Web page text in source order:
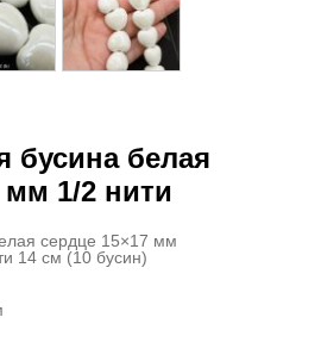
бусина белая
мм 1/2 нити
сердце 15×17 мм
14 см (10 бусин)